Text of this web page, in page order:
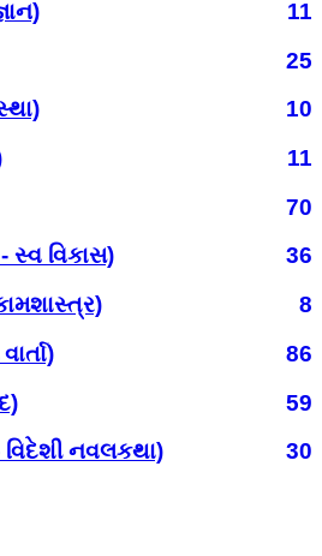
11
25
10
11
70
સ્વ વિકાસ)
36
8
86
59
નવલકથા)
30